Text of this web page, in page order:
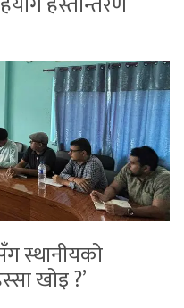
स्थानीयको
खोइ ?’